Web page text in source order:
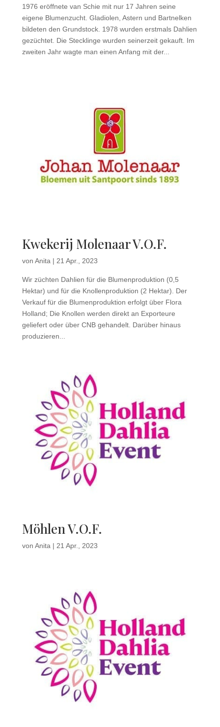
1976 eröffnete van Schie mit nur 17 Jahren seine
eigene Blumenzucht. Gladiolen, Astern und Bartnelken
bildeten den Grundstock. 1978 wurden erstmals Dahlien
gezüchtet. Die Stecklinge wurden seinerzeit gekauft. Im
zweiten Jahr wagte man einen Anfang mit der...
Kwekerij Molenaar V.O.F.
von Anita| 21 Apr., 2023
Wir züchten Dahlien für die Blumenproduktion (0,5
Hektar) und für die Knollenproduktion (2 Hektar). Der
Verkauf für die Blumenproduktion erfolgt über Flora
Holland; Die Knollen werden direkt an Exporteure
geliefert oder über CNB gehandelt. Darüber hinaus
produzieren...
Möhlen V.O.F.
von Anita | 21 Apr., 2023